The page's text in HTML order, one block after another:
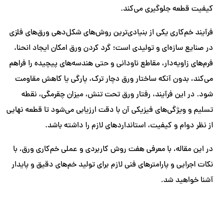
کیفیت قطعه جلوگیری می‌کند.
فرآیند خم‌کاری یکی از بنیادی‌ترین روش‌های شکل‌دهی ورق‌های فلزی
در صنایع سازه‌ای و تولیدی است؛ گرد کردن ورق امکان ایجاد انحنا،
فرم‌های زاویه‌دار، مقاطع ناودانی و حتی هندسه‌های پیچیده را فراهم
می‌کند، بدون آنکه ساختار ورق دچار ترک، پارگی یا کاهش مقاومت
شود. در این فرآیند، رفتار ورق تحت تنش، میزان چقرمگی، نقطه
تسلیم و ویژگی‌های فیزیکی آن با دقت ارزیابی می‌شود تا قطعه نهایی
از نظر دوام و کیفیت، استانداردهای لازم را داشته باشد.
در این مقاله، با معرفی هفت روش کاربردی و عملی خم‌کاری ورق، با
نکات اجرایی و پارامترهای فنی لازم برای تولید خم‌های دقیق و پایدار
آشنا خواهید شد.